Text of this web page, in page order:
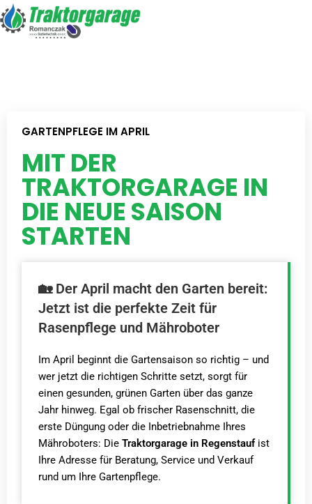
GARTENPFLEGE IM APRIL
MIT DER
TRAKTORGARAGE IN
DIE NEUE SAISON
STARTEN
🏡 Der April macht den Garten bereit:
Jetzt ist die perfekte Zeit für
Rasenpflege und Mähroboter
Im April beginnt die Gartensaison so richtig – und
wer jetzt die richtigen Schritte setzt, sorgt für
einen gesunden, grünen Garten über das ganze
Jahr hinweg. Egal ob frischer Rasenschnitt, die
erste Düngung oder die Inbetriebnahme Ihres
Mähroboters: Die Traktorgarage in Regenstaufist
Ihre Adresse für Beratung, Service und Verkauf
rund um Ihre Gartenpflege.